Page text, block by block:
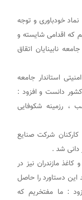
خودباوری و توجه
که اقدامی شایسته و
نابینایان اتقاق
استاندار جامعه
کشور دانست و افزود :
، رزمینه شکوفایی
شرکت صنایع
دانی شد .
مازندران نیز در
دستاورد را حاصل
: ما مفتخریم که